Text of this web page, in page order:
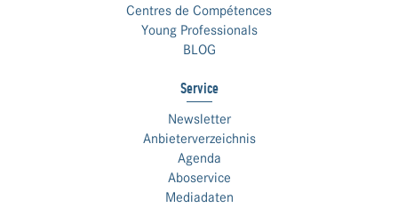
Centres de Compétences
Young Professionals
BLOG
Service
Newsletter
Anbieterverzeichnis
Agenda
Aboservice
Mediadaten